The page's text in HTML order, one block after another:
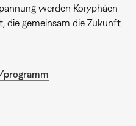
werden Koryphäen
die gemeinsam die Zukunft